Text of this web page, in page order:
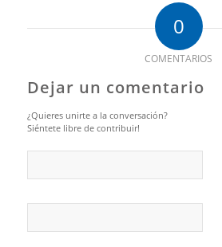
0
COMENTARIOS
Dejar un comentario
¿Quieres unirte a la conversación?
Siéntete libre de contribuir!